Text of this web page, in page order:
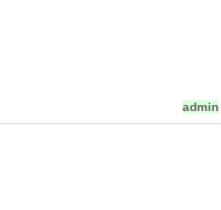
admin